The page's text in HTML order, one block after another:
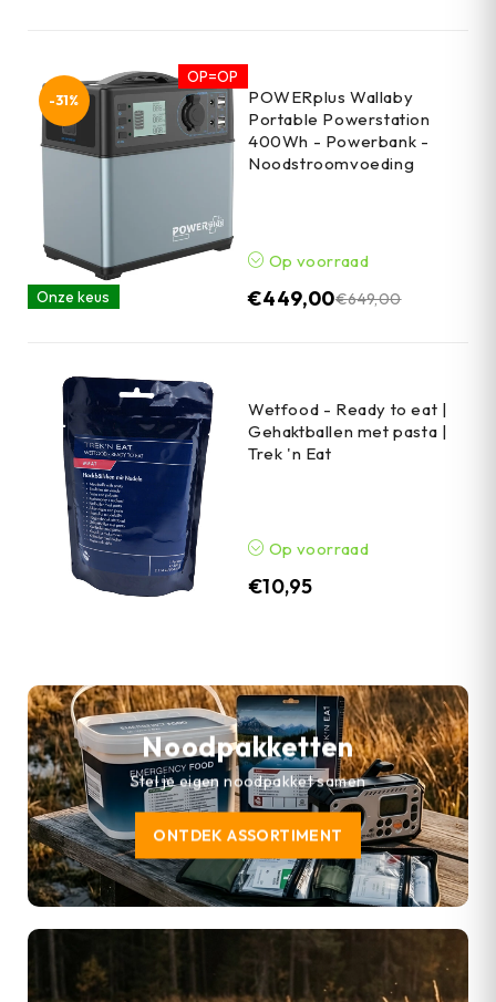
OP=OP
Onze keus
-31%
POWERplus Wallaby
Portable Powerstation
400Wh - Powerbank -
Noodstroomvoeding
Op voorraad
€649,00
€449,00
Wetfood - Ready to eat |
Gehaktballen met pasta |
Trek 'n Eat
Op voorraad
€10,95
Noodpakketten
Stel je eigen noodpakket samen
ONTDEK ASSORTIMENT